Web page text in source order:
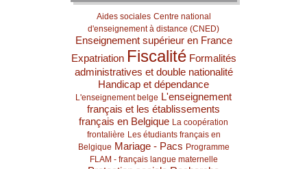
Aides sociales Centre national
d'enseignement à distance (CNED)
Enseignement supérieur en France
Expatriation Fiscalité Formalités
administratives et double nationalité
Handicap et dépendance
L'enseignement belge L'enseignement
français et les établissements
français en Belgique La coopération
frontalière Les étudiants français en
Belgique Mariage - Pacs Programme
FLAM - français langue maternelle